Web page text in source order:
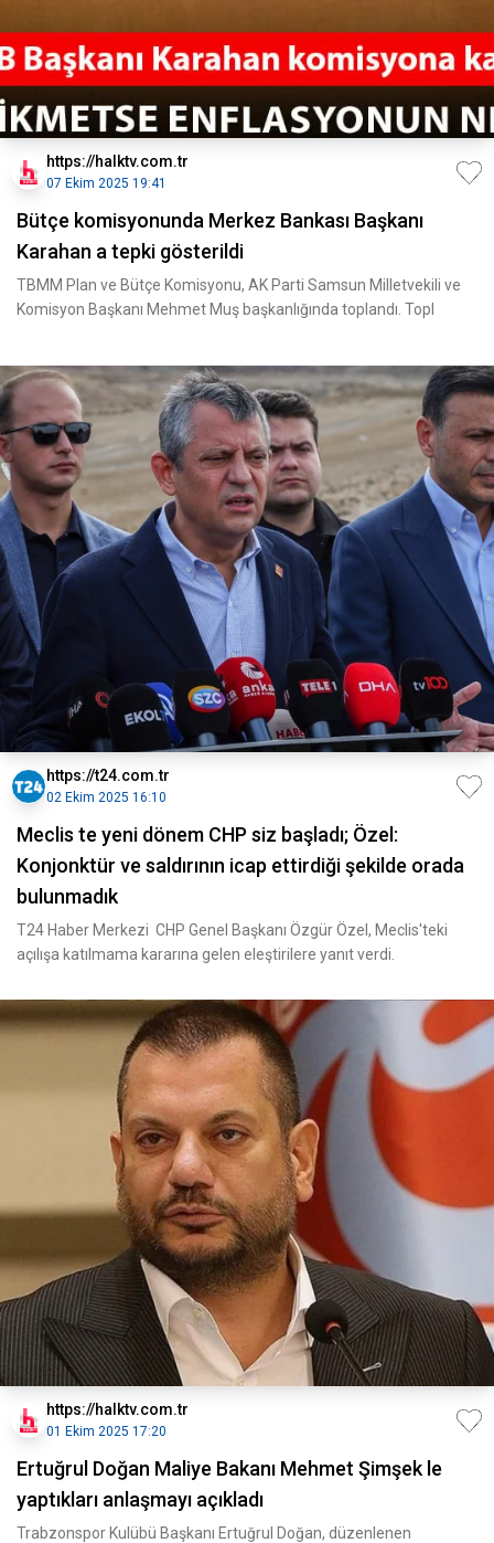
https://halktv.com.tr
07 Ekim 2025 19:41
Bütçe komisyonunda Merkez Bankası Başkanı
Karahan a tepki gösterildi
TBMM Plan ve Bütçe Komisyonu, AK Parti Samsun Milletvekili ve
Komisyon Başkanı Mehmet Muş başkanlığında toplandı. Topl
https://t24.com.tr
02 Ekim 2025 16:10
Meclis te yeni dönem CHP siz başladı; Özel:
Konjonktür ve saldırının icap ettirdiği şekilde orada
bulunmadık
T24 Haber Merkezi CHP Genel Başkanı Özgür Özel, Meclis'teki
açılışa katılmama kararına gelen eleştirilere yanıt verdi.
https://halktv.com.tr
01 Ekim 2025 17:20
Ertuğrul Doğan Maliye Bakanı Mehmet Şimşek le
yaptıkları anlaşmayı açıkladı
Trabzonspor Kulübü Başkanı Ertuğrul Doğan, düzenlenen